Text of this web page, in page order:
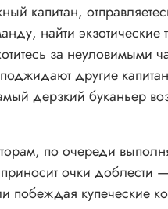
капитан,
найти
за неуловимыми
другие
дерзкий буканьер
по очереди
очки
побеждая купеческие